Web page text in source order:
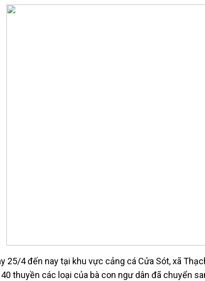
25/4 đến nay tại khu vực cảng cá Cửa Sót, xã
thuyền các loại của bà con ngư dân đã chuyển